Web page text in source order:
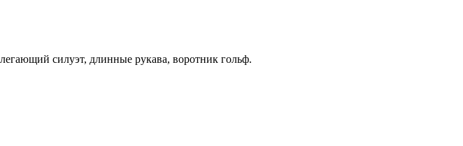
силуэт, длинные рукава, воротник гольф.